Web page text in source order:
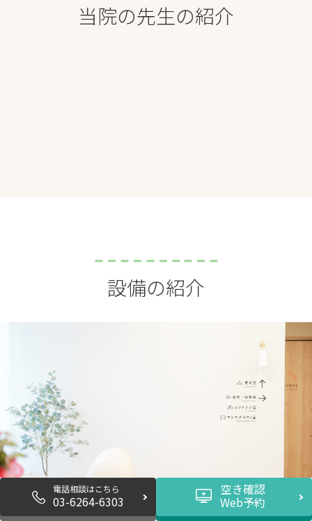
当院の先生の紹介
設備の紹介
電話相談はこちら
03-6264-6303
空き確認
Web予約